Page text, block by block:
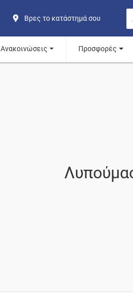
Βρες το κατάστημά σου
Ανακοινώσεις Προσφορές